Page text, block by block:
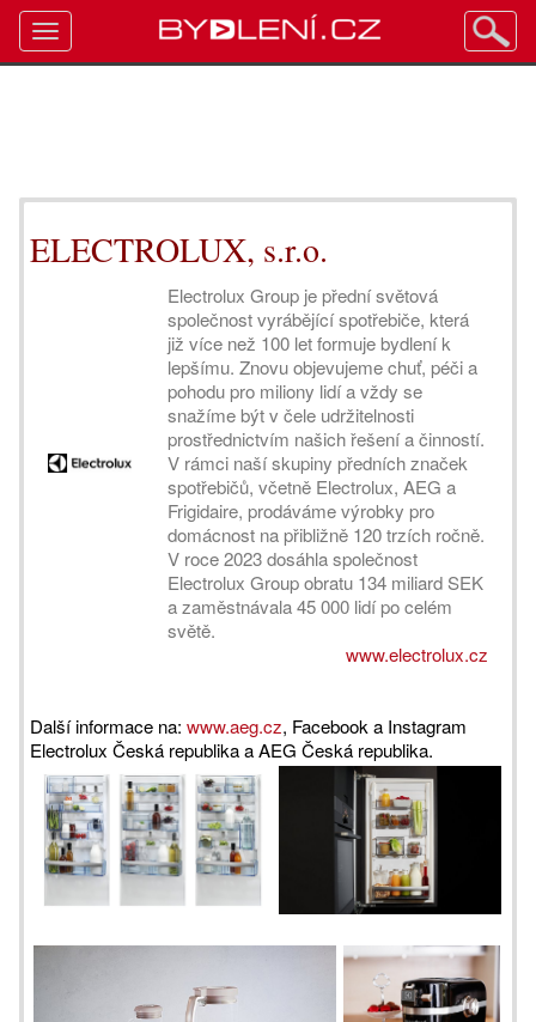
ELECTROLUX, s.r.o.
Electrolux Group je přední světová
společnost vyrábějící spotřebiče, která
již více než 100 let formuje bydlení k
lepšímu. Znovu objevujeme chuť, péči a
pohodu pro miliony lidí a vždy se
snažíme být v čele udržitelnosti
prostřednictvím našich řešení a činností.
V rámci naší skupiny předních značek
spotřebičů, včetně Electrolux, AEG a
Frigidaire, prodáváme výrobky pro
domácnost na přibližně 120 trzích ročně.
V roce 2023 dosáhla společnost
Electrolux Group obratu 134 miliard SEK
a zaměstnávala 45 000 lidí po celém
světě.
www.electrolux.cz
Další informace na: www.aeg.cz, Facebook a Instagram
Electrolux Česká republika a AEG Česká republika.
Toggle
navigation